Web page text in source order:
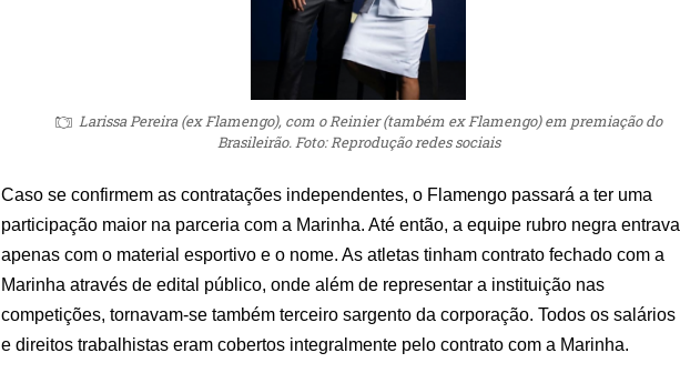
Larissa Pereira (ex Flamengo), com o Reinier (também ex Flamengo) em premiação do
Brasileirão. Foto: Reprodução redes sociais
Caso se confirmem as contratações independentes, o Flamengo passará a ter uma
participação maior na parceria com a Marinha. Até então, a equipe rubro negra entrava
apenas com o material esportivo e o nome. As atletas tinham contrato fechado com a
Marinha através de edital público, onde além de representar a instituição nas
competições, tornavam-se também terceiro sargento da corporação. Todos os salários
e direitos trabalhistas eram cobertos integralmente pelo contrato com a Marinha.